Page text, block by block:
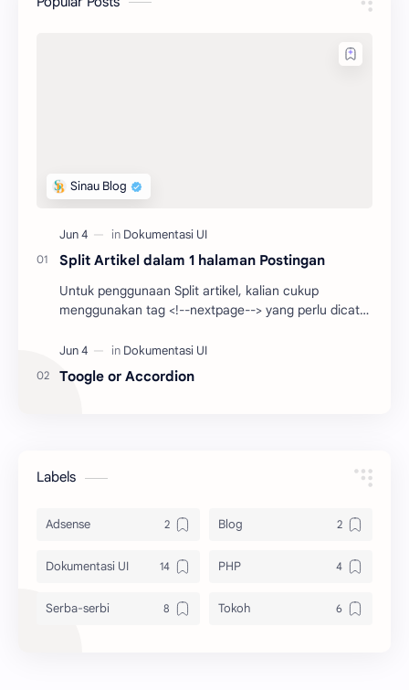
Split Artikel dalam 1 halaman Postingan
Untuk penggunaan Split artikel, kalian cukup
menggunakan tag <!--nextpage--> yang perlu dicatat
Toogle or Accordion
Labels
Adsense Blog
Dokumentasi UI PHP
Serba-serbi Tokoh